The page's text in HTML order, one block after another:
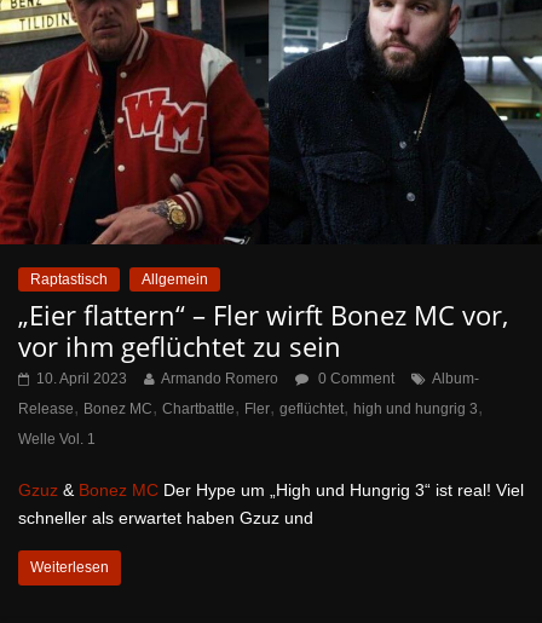
Raptastisch Allgemein
„Eier flattern“ – Fler wirft Bonez MC vor,
vor ihm geflüchtet zu sein
10. April 2023 Armando Romero 0 Comment
Album-
Release, Bonez MC, Chartbattle, Fler, geflüchtet, high und hungrig 3,
Welle Vol. 1
Gzuz & Bonez MC Der Hype um „High und Hungrig 3“ ist real! Viel
schneller als erwartet haben Gzuz und
Weiterlesen